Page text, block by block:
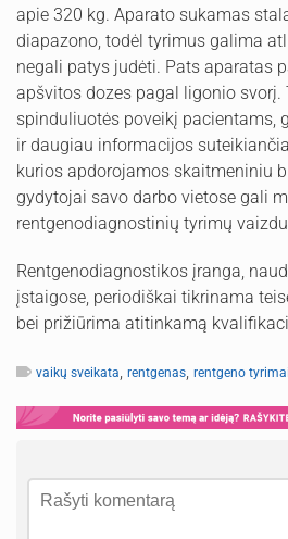
apie 320 kg. Aparato sukamas
diapazono, todėl tyrimus galima
negali patys judėti. Pats aparatas
apšvitos dozes pagal ligonio
spinduliuotės poveikį pacientams,
ir daugiau informacijos
kurios apdorojamos skaitmeniniu
gydytojai savo darbo vietose gali
rentgenodiagnostinių tyrimų
Rentgenodiagnostikos įranga,
įstaigose, periodiškai tikrinama
bei prižiūrima atitinkamą
vaikų sveikata, rentgenas, rentgeno tyrimai